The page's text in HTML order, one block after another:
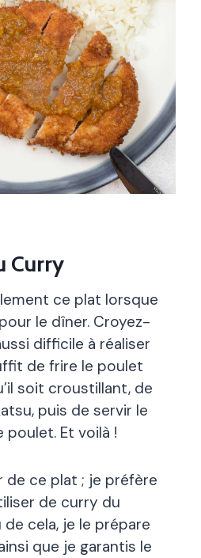
Curry
ce plat lorsque
le dîner. Croyez-
difficile à réaliser
de frire le poulet
soit croustillant, de
puis de servir le
Et voilà !
de ce plat ; je préfère
de curry du
cela, je le prépare
que je garantis le